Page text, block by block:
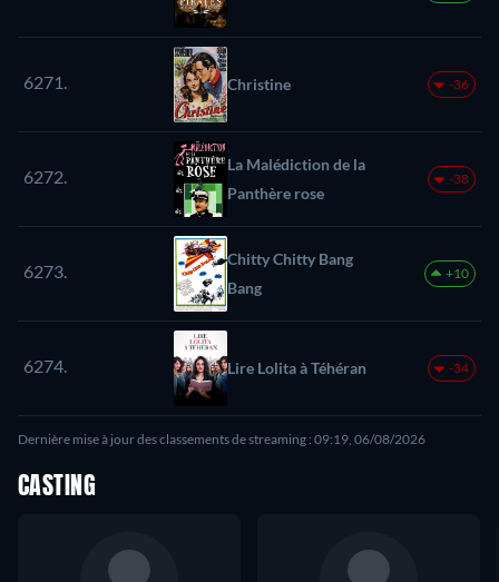
6271. Christine -36
6272.
La Malédiction de la
Panthère rose
-38
6273.
Chitty Chitty Bang
Bang
+10
6274. Lire Lolita à Téhéran -34
Dernière mise à jour des classements de streaming : 09:19, 06/08/2026
CASTING